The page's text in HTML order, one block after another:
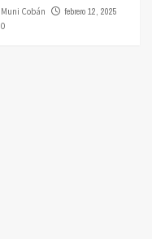
Muni Cobán
febrero 12, 2025
0